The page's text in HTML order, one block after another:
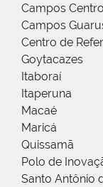
Campos Centro
Campos
Centro de
Goytacazes
Itaboraí
Itaperuna
Macaé
Maricá
Quissamã
Polo de
Santo Antônio